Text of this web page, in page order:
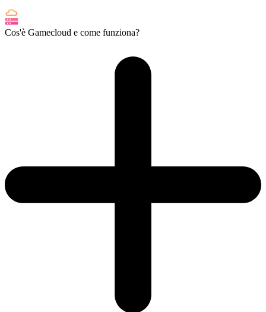
Cos'è Gamecloud e come funziona?